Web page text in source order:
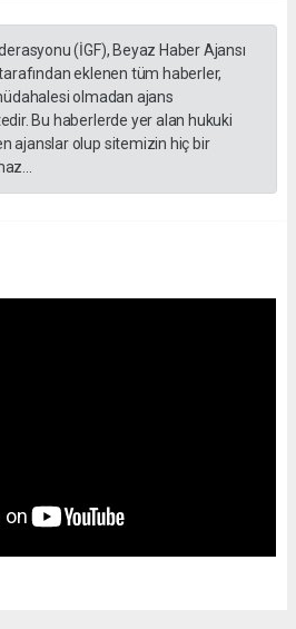
(İGF), Beyaz Haber Ajansı
eklenen tüm haberler,
olmadan ajans
Bu haberlerde yer alan hukuki
ajanslar olup sitemizin hiç bir